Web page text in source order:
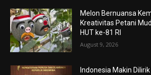
Melon Bernuansa
Kreativitas Petani
HUT ke-81 RI
August 9, 2026
Indonesia Makin